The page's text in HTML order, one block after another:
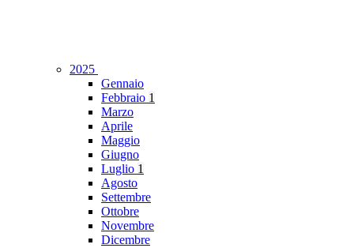
2025
Gennaio
Febbraio 1
Marzo
Aprile
Maggio
Giugno
Luglio 1
Agosto
Settembre
Ottobre
Novembre
Dicembre